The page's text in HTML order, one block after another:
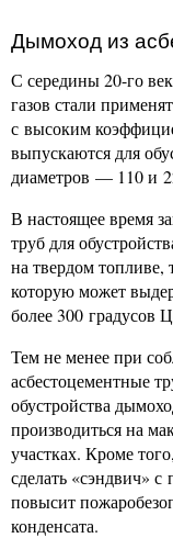
Дымоход из
С середины 20-го
газов стали
с высоким
выпускаются для
диаметров — 110 и
В настоящее время
труб для
на твердом топливе,
которую может
более 300 градусов
Тем не менее при
асбестоцементные
обустройства
производиться на
участках. Кроме
сделать «сэндвич»
повысит
конденсата.